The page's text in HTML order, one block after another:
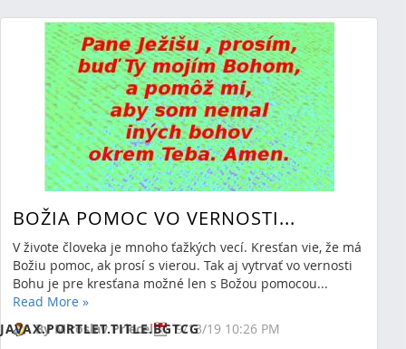
BOŽIA POMOC VO VERNOSTI...
V živote človeka je mnoho ťažkých vecí. Kresťan vie, že má
Božiu pomoc, ak prosí s vierou. Tak aj vytrvať vo vernosti
Bohu je pre kresťana možné len s Božou pomocou...
Read More »
By Miroslav Priecel
9/13/19 10:26 PM
RSS (Opens New Window)
Showing 0 results.
JAVAX.PORTLET.TITLE.BGTCG